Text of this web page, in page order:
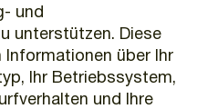
und
unterstützen. Diese
Informationen über Ihr
Ihr Betriebssystem,
und Ihre